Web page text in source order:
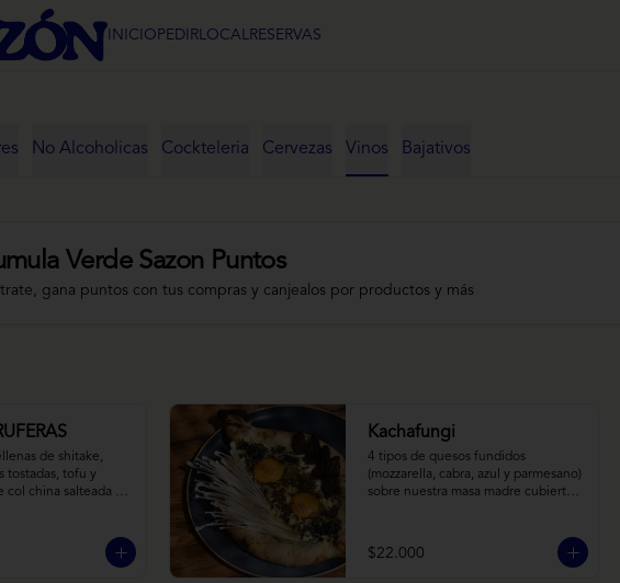
INICIO PEDIRLOCALRESERVAS
No Alcoholicas Cockteleria Cervezas Vinos Bajativos
Verde Sazon Puntos
gana puntos con tus compras y canjealos por productos y más
de shitake,
tostadas, tofu y
col china salteada en
Kachafungi
4 tipos de quesos fundidos
(mozzarella, cabra, azul y parmesano)
sobre nuestra masa madre cubierta
finas de trufa negra frescas y
pequeños toques de chimichurri.
$22.000